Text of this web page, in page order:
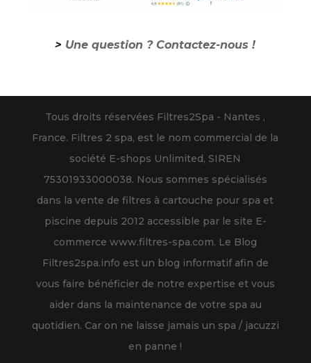
> Une question ? Contactez-nous !
Tous droits réservées Filtres2Spa - Nantes ,
France. Filtres 2 spa, est le nom commercial de la
société E-shops Unlimited, SIREN
75301933000038. Nous sommes spécialisés
dans la vente de filtres à cartouche pour spa et
piscine depuis 2012 accessible par le site E-
commerce www.filtres-spa.com. Le Blog
Filtres2spa.info est un blog informatif afin de
vous faire bénéficier de notre expertise et vous
aider dans la maintenance de votre spa au
quotidien. Car on ne laisse jamais un spa / jacuzzi
en panne !